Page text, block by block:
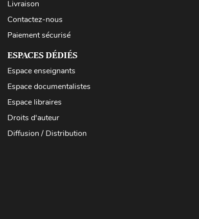
Livraison
Contactez-nous
Paiement sécurisé
ESPACES DÉDIÉS
Espace enseignants
Espace documentalistes
Espace libraires
Droits d'auteur
Diffusion / Distribution